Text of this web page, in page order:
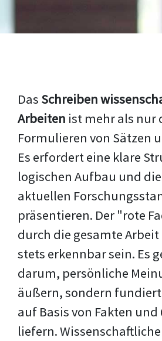
Das Schreiben
Arbeiten ist mehr als nur
Formulieren von Sätzen
Es erfordert eine klare
logischen Aufbau und
aktuellen
präsentieren. Der "rote
durch die gesamte
stets erkennbar sein. Es
darum, persönliche
äußern, sondern
auf Basis von Fakten und
liefern. Wissenschaftliche